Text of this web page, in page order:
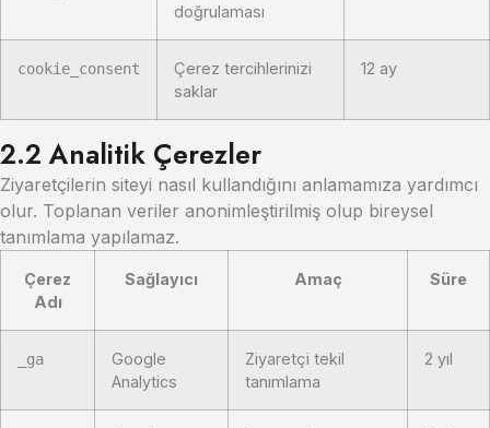
doğrulaması
cookie_consent
Çerez tercihlerinizi
saklar
12 ay
2.2 Analitik Çerezler
Ziyaretçilerin siteyi nasıl kullandığını anlamamıza yardımcı
olur. Toplanan veriler anonimleştirilmiş olup bireysel
tanımlama yapılamaz.
Çerez
Adı
Sağlayıcı Amaç Süre
_ga
Google
Analytics
Ziyaretçi tekil
tanımlama
2 yıl